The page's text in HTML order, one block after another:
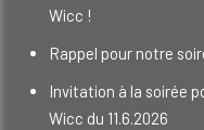
Wicc !
Rappel pour notre
Invitation à la soirée
Wicc du 11.6.2026